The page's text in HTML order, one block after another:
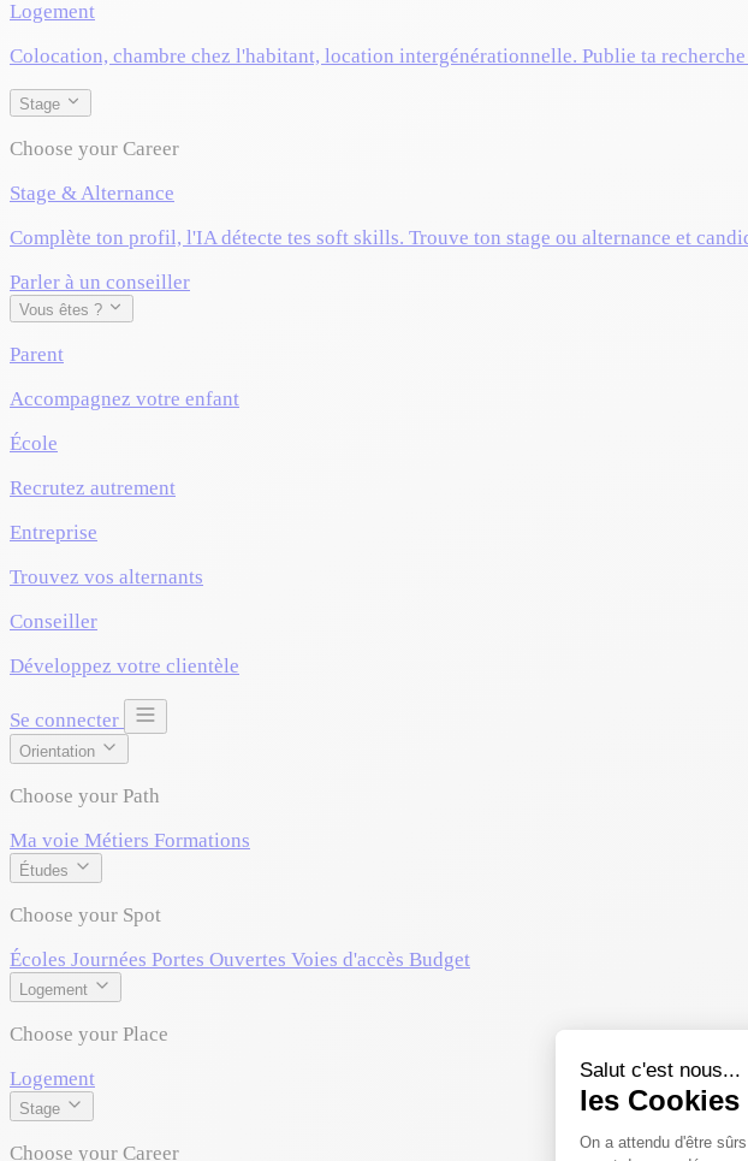
Logement
Colocation, chambre chez l'habitant, location intergénérationnelle. Publie ta
Stage
Choose your Career
Stage & Alternance
Complète ton profil, l'IA détecte tes soft skills. Trouve ton stage ou alternance et
Parler à un conseiller
Vous êtes ?
Parent
Accompagnez votre enfant
École
Recrutez autrement
Entreprise
Trouvez vos alternants
Conseiller
Développez votre clientèle
Se connecter
Orientation
Choose your Path
Ma voie Métiers Formations
Études
Choose your Spot
Écoles Journées Portes Ouvertes Voies d'accès Budget
Logement
Choose your Place
Logement
Stage
Choose your Career